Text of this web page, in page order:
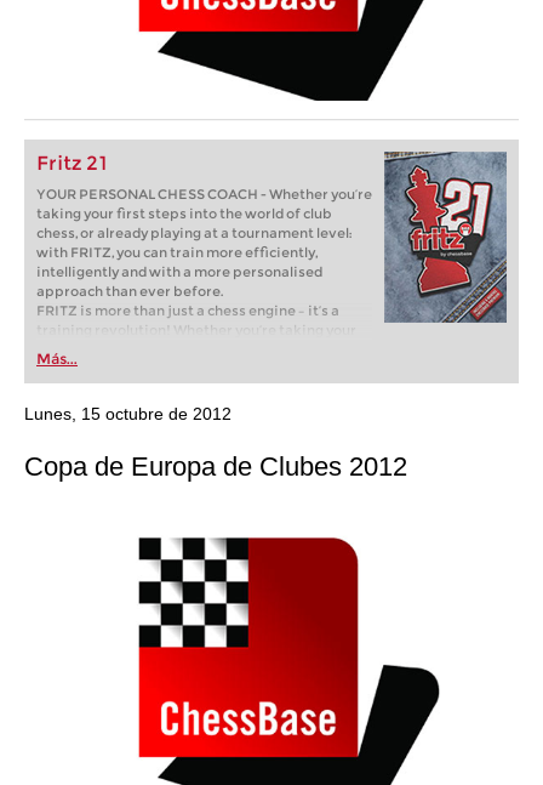
Fritz 21
YOUR PERSONAL CHESS COACH - Whether you’re
taking your first steps into the world of club
chess, or already playing at a tournament level:
with FRITZ, you can train more efficiently,
intelligently and with a more personalised
approach than ever before.
FRITZ is more than just a chess engine – it’s a
training revolution! Whether you’re taking your
first steps into the world of club chess, or already
playing at a tournament level: with FRITZ, you can
train more efficiently, intelligently and with a
more personalised approach than ever before.
Más...
Lunes, 15 octubre de 2012
Copa de Europa de Clubes 2012